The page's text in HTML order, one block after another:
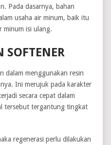
Pada dasarnya, bahan
usaha air minum, baik itu
minum isi ulang.
SOFTENER
dalam menggunakan resin
Ini merujuk pada karakter
secara cepat dalam
tersebut tergantung tingkat
regenerasi perlu dilakukan